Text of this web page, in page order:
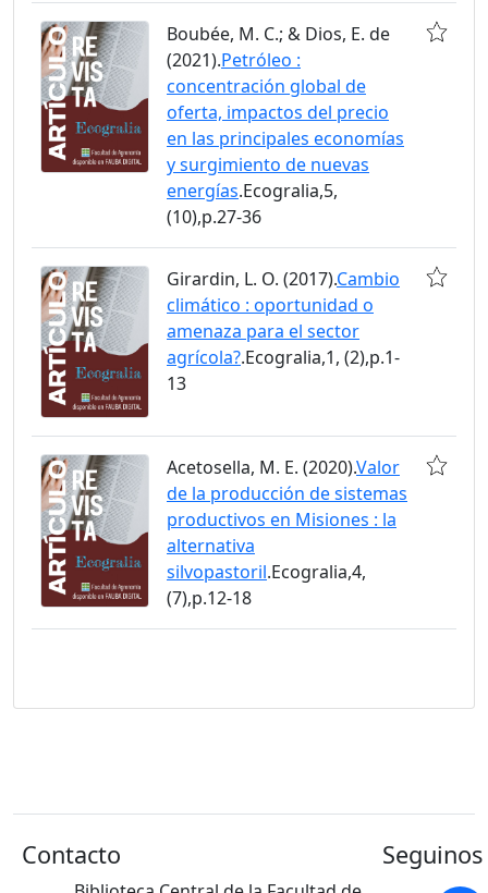
Boubée, M. C.; & Dios, E. de
(2021).Petróleo :
concentración global de
oferta, impactos del precio
en las principales economías
y surgimiento de nuevas
energías.Ecogralia,5,
(10),p.27-36
Girardin, L. O. (2017).Cambio
climático : oportunidad o
amenaza para el sector
agrícola?.Ecogralia,1, (2),p.1-
13
Acetosella, M. E. (2020).Valor
de la producción de sistemas
productivos en Misiones : la
alternativa
silvopastoril.Ecogralia,4,
(7),p.12-18
Contacto